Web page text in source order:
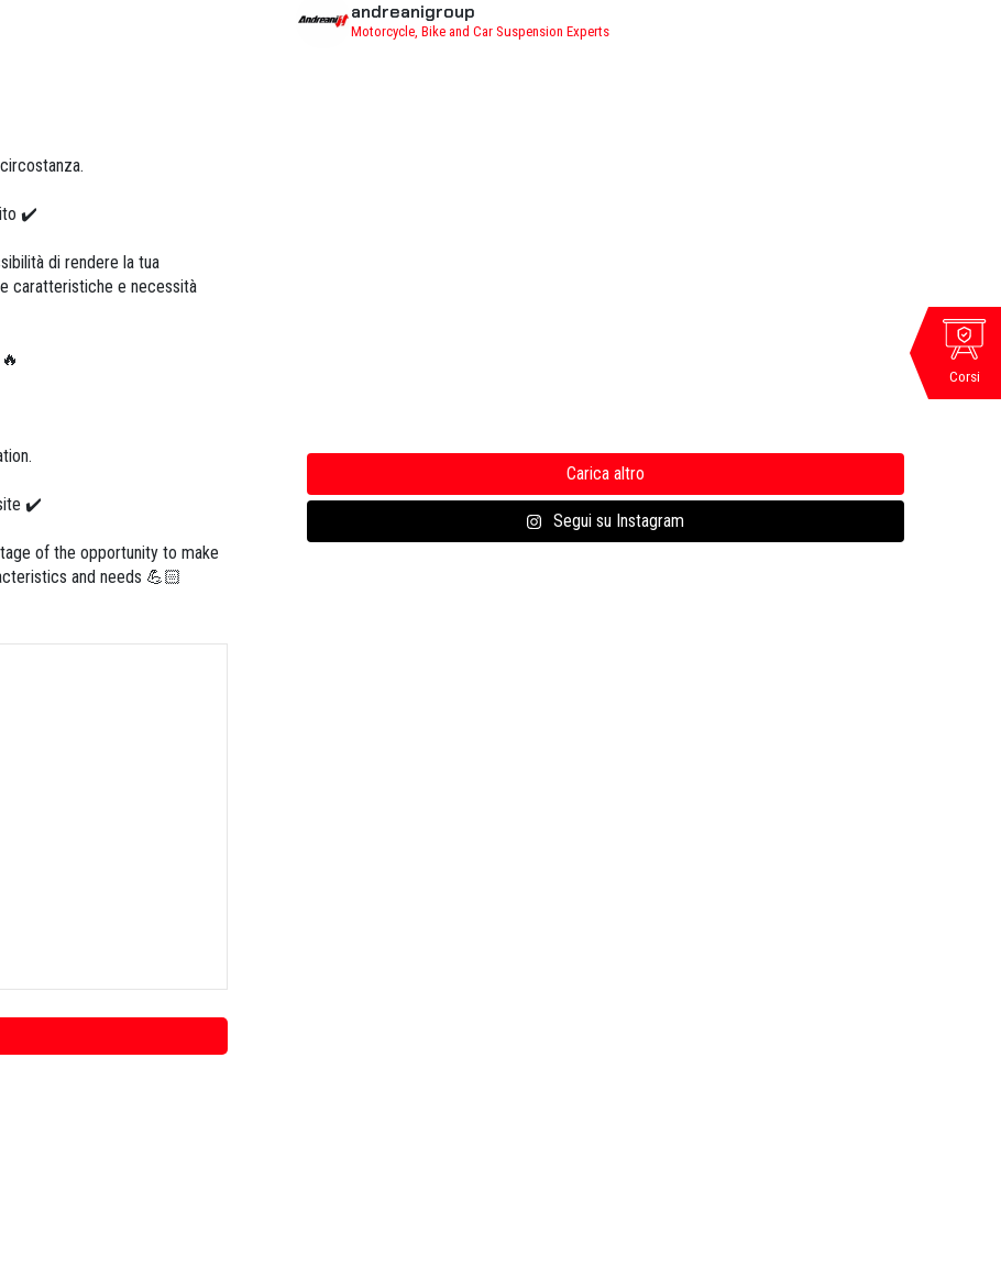
✔️
di rendere la tua
caratteristiche e necessità
✔️
of the opportunity to make
and needs 💪🏻
andreanigroup
Motorcycle, Bike and Car Suspension Experts
Carica altro
Segui su Instagram
Corsi